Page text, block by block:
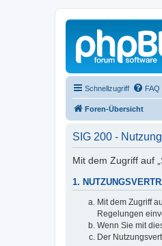
Schnellzugriff FAQ
Foren-Übersicht
SIG 200 -
Mit dem Zugriff auf
1.
Mit dem Zugriff
Regelungen
Wenn Sie mit
Der